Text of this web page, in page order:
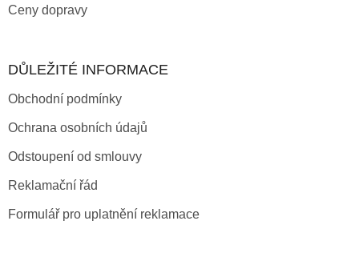
Ceny dopravy
DŮLEŽITÉ INFORMACE
Obchodní podmínky
Ochrana osobních údajů
Odstoupení od smlouvy
Reklamační řád
Formulář pro uplatnění reklamace